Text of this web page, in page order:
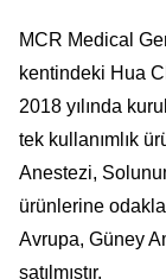
MCR Medical
kentindeki Hua
2018 yılında
tek kullanımlık
Anestezi,
ürünlerine
Avrupa, Güney
satılmıştır.